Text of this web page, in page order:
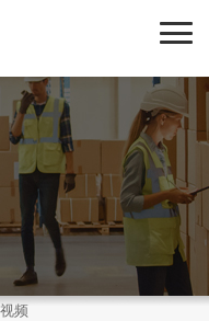
视频